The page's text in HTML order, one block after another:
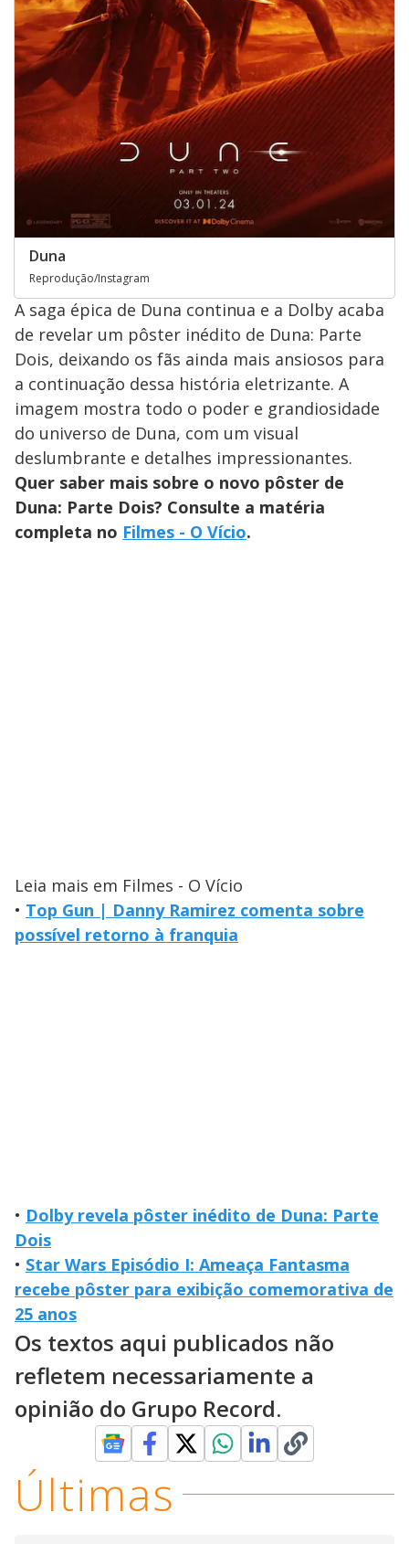
Duna
Reprodução/Instagram
A saga épica de Duna continua e a Dolby acaba
de revelar um pôster inédito de Duna: Parte
Dois, deixando os fãs ainda mais ansiosos para
a continuação dessa história eletrizante. A
imagem mostra todo o poder e grandiosidade
do universo de Duna, com um visual
deslumbrante e detalhes impressionantes.
Quer saber mais sobre o novo pôster de
Duna: Parte Dois? Consulte a matéria
completa no Filmes - O Vício.
Leia mais em Filmes - O Vício
• Top Gun | Danny Ramirez comenta sobre
possível retorno à franquia
• Dolby revela pôster inédito de Duna: Parte
Dois
• Star Wars Episódio I: Ameaça Fantasma
recebe pôster para exibição comemorativa de
25 anos
Os textos aqui publicados não
refletem necessariamente a
opinião do Grupo Record.
Últimas